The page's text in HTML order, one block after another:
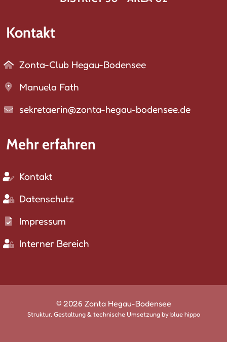
Kontakt
Zonta-Club Hegau-Bodensee
Manuela Fath
sekretaerin@zonta-hegau-bodensee.de
Mehr erfahren
Kontakt
Datenschutz
Impressum
Interner Bereich
© 2026 Zonta Hegau-Bodensee
Struktur, Gestaltung & technische Umsetzung by blue hippo